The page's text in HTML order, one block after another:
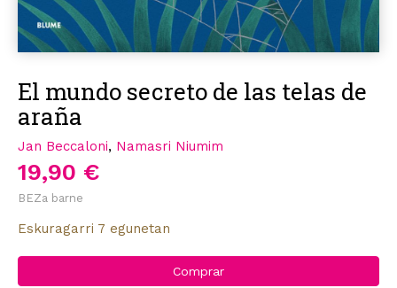
El mundo secreto de las telas de
araña
Jan Beccaloni, Namasri Niumim
19,90 €
BEZa barne
Eskuragarri 7 egunetan
Comprar